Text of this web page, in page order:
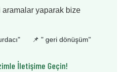
aramalar yaparak bize
" 📌 " geri dönüşüm"
İletişime Geçin!